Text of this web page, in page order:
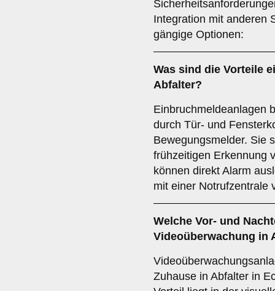
Integration mit anderen
gängige Optionen:
Was sind die Vorteile
Abfalter?
Einbruchmeldeanlagen
durch Tür- und
Bewegungsmelder. Sie
frühzeitigen Erkennung
können direkt Alarm
mit einer Notrufzentrale
Welche Vor- und
Videoüberwachung in
Zuhause in Abfalter in